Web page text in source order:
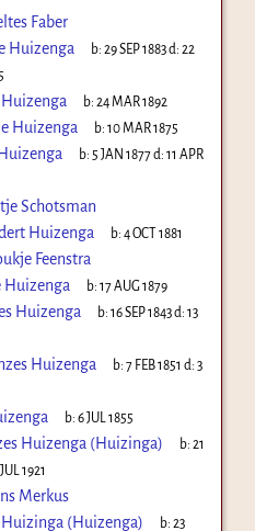
Faber
Huizenga b:29 SEP 1883d:22
Huizenga b:24 MAR 1892
Huizenga b:10 MAR 1875
b: 5 JAN 1877d:11 APR
Schotsman
Huizenga b:4 OCT 1881
Feenstra
Huizenga b:17 AUG 1879
Huizenga b:16 SEP 1843d:13
Huizenga b:7 FEB 1851 d:3
b:6 JUL 1855
Huizenga (Huizinga) b:21
1921
Merkus
Huizinga (Huizenga) b:23